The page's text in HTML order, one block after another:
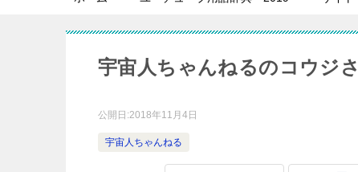
宇宙人ちゃんねるのコウジ
公開日:2018年11月4日
宇宙人ちゃんねる